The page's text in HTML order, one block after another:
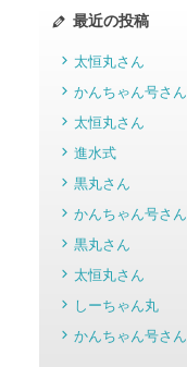
最近の投稿
太恒丸さん
かんちゃん号さん
太恒丸さん
進水式
黒丸さん
かんちゃん号さん
黒丸さん
太恒丸さん
しーちゃん丸
かんちゃん号さん